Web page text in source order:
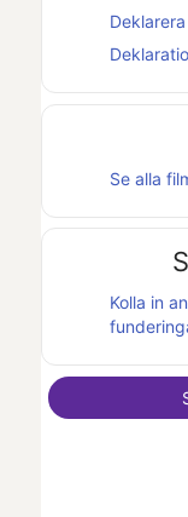
Se alla
Kolla in